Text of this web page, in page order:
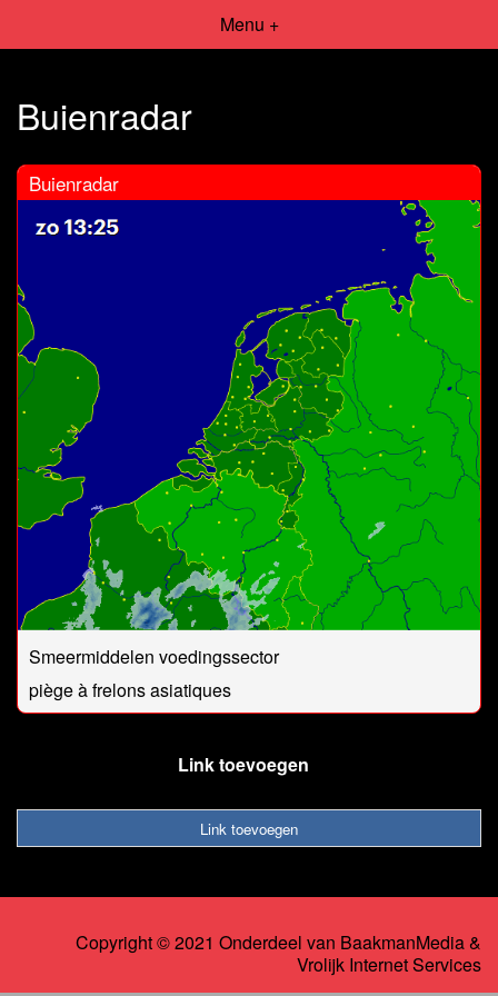
Menu +
Buienradar
Buienradar
Smeermiddelen voedingssector
piège à frelons asiatiques
Link toevoegen
Link toevoegen
Copyright © 2021 Onderdeel van BaakmanMedia&
Vrolijk Internet Services